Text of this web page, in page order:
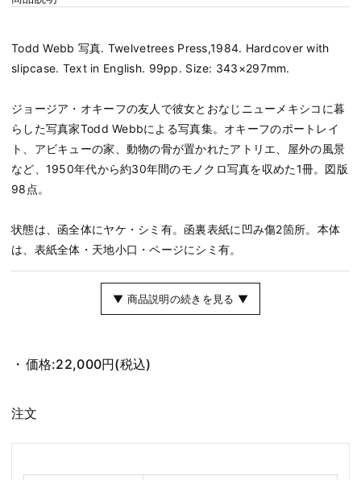
Todd Webb 写真. Twelvetrees Press,1984. Hardcover with
slipcase. Text in English. 99pp. Size: 343×297mm.
ジョージア・オキーフの友人で彼女とおなじニューメキシコに暮
らした写真家Todd Webbによる写真集。オキーフのポートレイ
ト、アビキューの家、動物の骨が置かれたアトリエ、屋外の風景
など、1950年代から約30年間のモノクロ写真を収めた1冊。図版
98点。
状態は、函全体にヤケ・シミ有。函裏表紙に凹み傷2箇所。本体
は、表紙全体・天地小口・ページにシミ有。
▼ 商品説明の続きを見る ▼
価格:22,000円(税込)
注文